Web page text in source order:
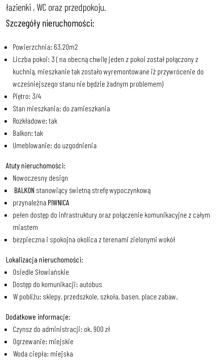
łazienki , WC oraz przedpokoju.
Szczegóły nieruchomości:
Powierzchnia: 63,20m2
Liczba pokoi: 3 ( na obecną chwilę jeden z pokoi został połączony z
kuchnią, mieszkanie tak zostało wyremontowane iż przywrócenie do
wcześniejszego stanu nie będzie żadnym problemem)
Piętro: 3/4
Stan mieszkania: do zamieszkania
Rozkładowe: tak
Balkon: tak
Umeblowanie: do uzgodnienia
Atuty nieruchomości:
Nowoczesny design
BALKON stanowiący świetną strefę wypoczynkową
przynależna PIWNICA
pełen dostęp do infrastruktury oraz połączenie komunikacyjne z całym
miastem
bezpieczna i spokojna okolica z terenami zielonymi wokół
Lokalizacja nieruchomości:
Osiedle Słowiańskie
Dostęp do komunikacji: autobus
W pobliżu: sklepy, przedszkole, szkoła, basen, place zabaw.
Dodatkowe informacje:
Czynsz do administracji: ok. 900 zł
Ogrzewanie: miejskie
Woda ciepła: miejska